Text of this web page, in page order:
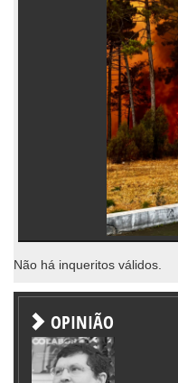
Não há inqueritos válidos.
OPINIÃO